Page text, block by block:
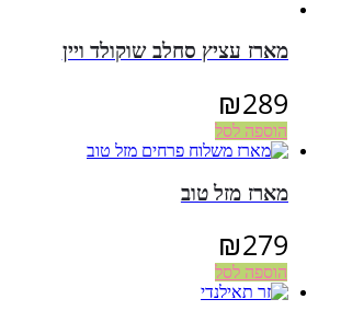
מארז עציץ סחלב שוקולד ויין
₪289
הוספה לסל
מארז מזל טוב
₪279
הוספה לסל